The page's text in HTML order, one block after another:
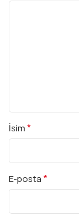
İsim*
E-posta*